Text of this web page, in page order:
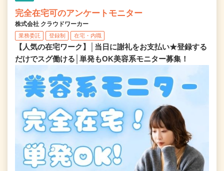
完全在宅可のアンケートモニター
株式会社 クラウドワーカー
業務委託 登録制 在宅・内職
【人気の在宅ワーク】│当日に謝礼をお支払い★登録する
だけでスグ働ける│単発もOK美容系モニター募集！